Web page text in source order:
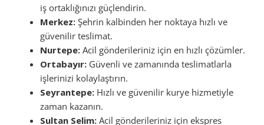
iş ortaklığınızı güçlendirin.
Merkez: Şehrin kalbinden her noktaya hızlı ve
güvenilir teslimat.
Nurtepe: Acil gönderileriniz için en hızlı çözümler.
Ortabayır: Güvenli ve zamanında teslimatlarla
işlerinizi kolaylaştırın.
Seyrantepe: Hızlı ve güvenilir kurye hizmetiyle
zaman kazanın.
Sultan Selim: Acil gönderileriniz için ekspres